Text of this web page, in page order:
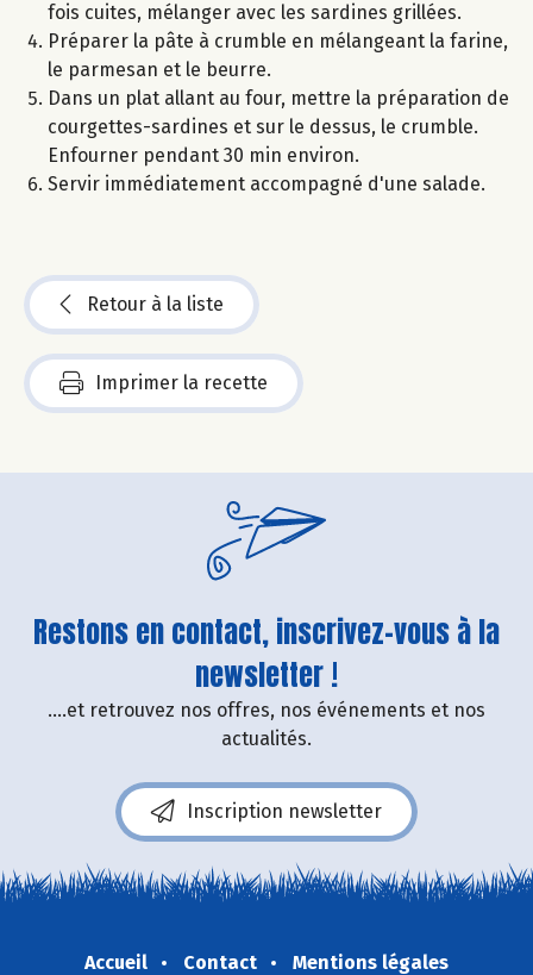
fois cuites, mélanger avec les sardines grillées.
Préparer la pâte à crumble en mélangeant la farine,
le parmesan et le beurre.
Dans un plat allant au four, mettre la préparation de
courgettes-sardines et sur le dessus, le crumble.
Enfourner pendant 30 min environ.
Servir immédiatement accompagné d'une salade.
Retour à la liste
Imprimer la recette
Restons en contact, inscrivez-vous à la
newsletter !
....et retrouvez nos offres, nos événements et nos
actualités.
Inscription newsletter
Accueil Contact
Mentions légales